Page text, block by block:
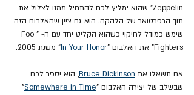
Zeppelin" שהוא ימליץ לכם להתחיל ממנו לצלול את
תוך הרפרטואר של הלהקה. הוא גם ציין שהאלבום הזה
שימש כמודל לחיקוי כשהוא הקליט יחד עם ה- "Foo
Fighters" את האלבום "
In Your Honor" משנת 2005.
אם תשאלו את Bruce Dickinson
, הוא יספר לכם
שבשלב של יצירה האלבום "Somewhere in Time
"